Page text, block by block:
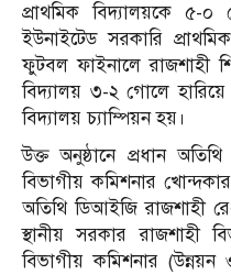
প্রাথমিক বিদ্যালয়কে ৫-
ইউনাইটেড সরকারি
ফুটবল ফাইনালে রাজশাহী
বিদ্যালয় ৩-২ গোলে
বিদ্যালয় চ্যাম্পিয়ন হয়।
উক্ত অনুষ্ঠানে প্রধান
বিভাগীয় কমিশনার
অতিথি ডিআইজি রাজশাহী
স্থানীয় সরকার রাজশাহী
বিভাগীয় কমিশনার